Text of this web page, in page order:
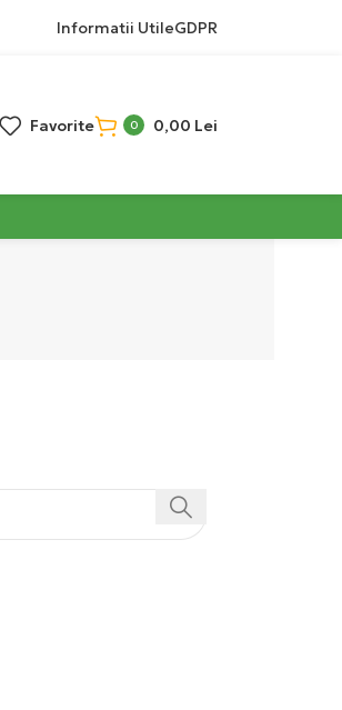
Informatii UtileGDPR
Favorite 0 0,00 Lei